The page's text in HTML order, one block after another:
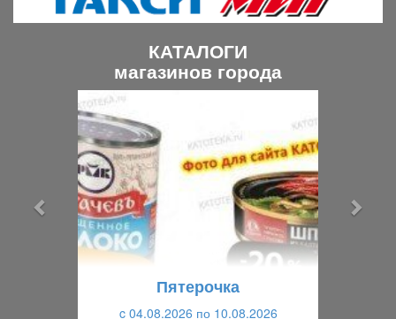
КАТАЛОГИ
магазинов города
Пятерочка
c 04.08.2026 по 10.08.2026